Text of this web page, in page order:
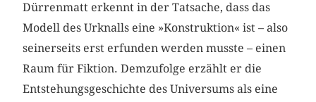
Dürrenmatt erkennt in der Tatsache, dass das
Modell des Urknalls eine »Konstruktion« ist – also
seinerseits erst erfunden werden musste – einen
Raum für Fiktion. Demzufolge erzählt er die
Entstehungsgeschichte des Universums als eine